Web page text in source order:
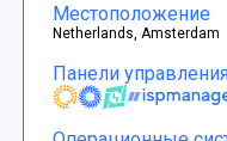
Местоположение
Netherlands, Amsterdam
Панели